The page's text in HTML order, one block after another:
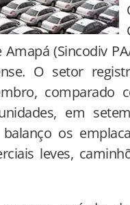
Amapá (Sincodiv
O setor
em
os
leves,